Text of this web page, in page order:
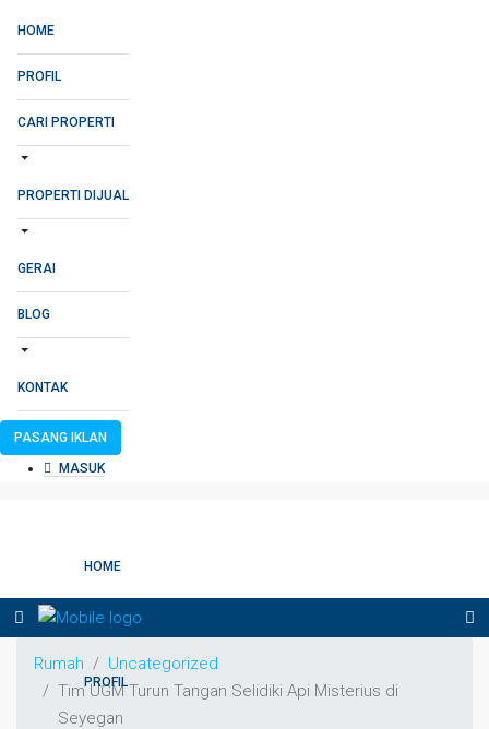
HOME
PROFIL
CARI PROPERTI
PROPERTI DIJUAL
GERAI
BLOG
KONTAK
PASANG IKLAN
MASUK
HOME
PROFIL
Rumah
Uncategorized
Tim UGM Turun Tangan Selidiki Api Misterius di
Seyegan